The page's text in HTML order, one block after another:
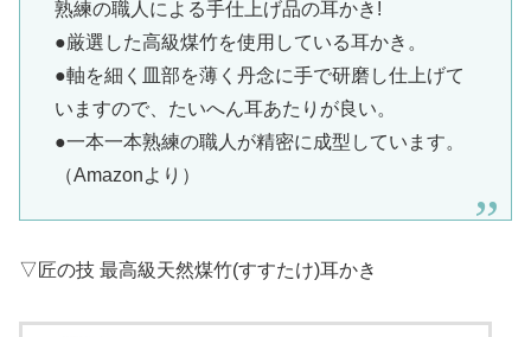
熟練の職人による手仕上げ品の耳かき!
●厳選した高級煤竹を使用している耳かき。
●軸を細く皿部を薄く丹念に手で研磨し仕上げて
いますので、たいへん耳あたりが良い。
●一本一本熟練の職人が精密に成型しています。
（Amazonより）
▽匠の技 最高級天然煤竹(すすたけ)耳かき